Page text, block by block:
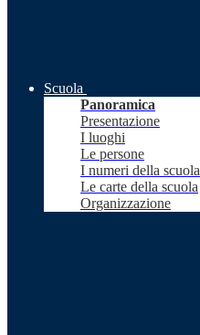
Scuola
Panoramica
Presentazione
I luoghi
Le persone
I numeri della scuola
Le carte della scuola
Organizzazione